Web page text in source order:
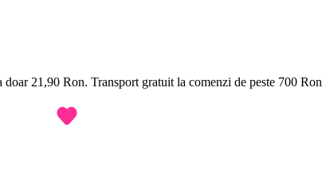
21,90 Ron. Transport gratuit la comenzi de peste 700 Ron